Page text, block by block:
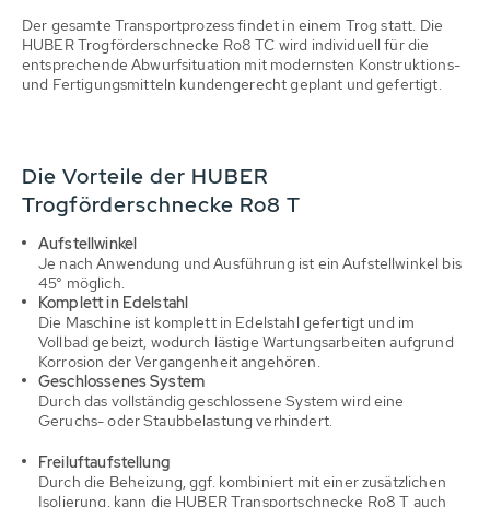
Der gesamte Transportprozess findet in einem Trog statt. Die
HUBER Trogförderschnecke Ro8 TC wird individuell für die
entsprechende Abwurfsituation mit modernsten Konstruktions-
und Fertigungsmitteln kundengerecht geplant und gefertigt.
Die Vorteile der HUBER
Trogförderschnecke Ro8 T
Aufstellwinkel
Je nach Anwendung und Ausführung ist ein Aufstellwinkel bis
45° möglich.
Komplett in Edelstahl
Die Maschine ist komplett in Edelstahl gefertigt und im
Vollbad gebeizt, wodurch lästige Wartungsarbeiten aufgrund
Korrosion der Vergangenheit angehören.
Geschlossenes System
Durch das vollständig geschlossene System wird eine
Geruchs- oder Staubbelastung verhindert.
Freiluftaufstellung
Durch die Beheizung, ggf. kombiniert mit einer zusätzlichen
Isolierung, kann die HUBER Transportschnecke Ro8 T auch